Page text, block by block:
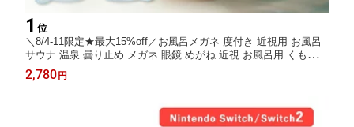
1 位
＼8/4-11限定★最大15%off／お風呂メガネ 度付き 近視用 お風呂
サウナ 温泉 曇り止め メガネ 眼鏡 めがね 近視 お風呂用 くもり止
め 収納袋付き 入浴用 耐熱 耐熱フレーム インスタントメガネ サ
ビない 軽量 熱に強い 銭湯 旅行 サウナ用メガネ 遠用 父の日 母の
2,780 円